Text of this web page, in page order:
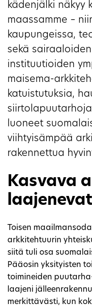
kädenjälki näkyy
maassamme –
kaupungeissa,
sekä
instituutioiden
maisema-
katuistutuksia,
luoneet
viihtyisämpää
rakennettua
Kasvava
Toisen
arkkitehtuurin
siitä tuli osa
Pääosin yksityisten
toimineiden
laajeni
merkittävästi, kun